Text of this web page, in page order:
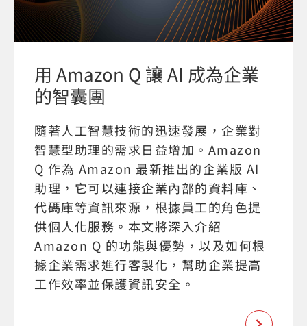
用 Amazon Q 讓 AI 成為企業
的智囊團
隨著人工智慧技術的迅速發展，企業對
智慧型助理的需求日益增加。Amazon
Q 作為 Amazon 最新推出的企業版 AI
助理，它可以連接企業內部的資料庫、
代碼庫等資訊來源，根據員工的角色提
供個人化服務。本文將深入介紹
Amazon Q 的功能與優勢，以及如何根
據企業需求進行客製化，幫助企業提高
工作效率並保護資訊安全。